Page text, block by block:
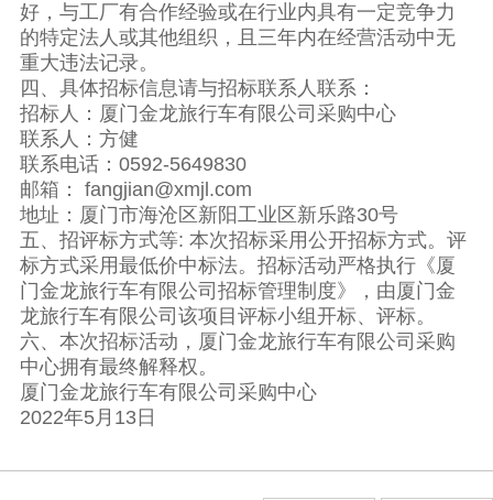
好，与工厂有合作经验或在行业内具有一定竞争力
的特定法人或其他组织，且三年内在经营活动中无
重大违法记录。
四、具体招标信息请与招标联系人联系：
招标人：厦门金龙旅行车有限公司采购中心
联系人：方健
联系电话：0592-5649830
邮箱： fangjian@xmjl.com
地址：厦门市海沧区新阳工业区新乐路30号
五、招评标方式等: 本次招标采用公开招标方式。评
标方式采用最低价中标法。招标活动严格执行《厦
门金龙旅行车有限公司招标管理制度》，由厦门金
龙旅行车有限公司该项目评标小组开标、评标。
六、本次招标活动，厦门金龙旅行车有限公司采购
中心拥有最终解释权。
厦门金龙旅行车有限公司采购中心
2022年5月13日